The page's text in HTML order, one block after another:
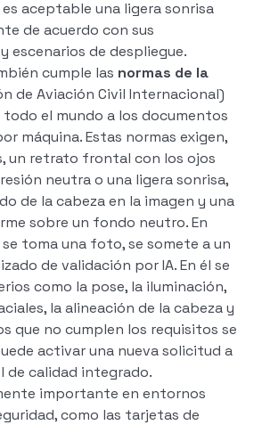
aceptable una ligera sonrisa
de acuerdo con sus
escenarios de despliegue.
cumple las normas de la
de Aviación Civil Internacional)
todo el mundo a los documentos
máquina. Estas normas exigen,
un retrato frontal con los ojos
neutra o una ligera sonrisa,
de la cabeza en la imagen y una
sobre un fondo neutro. En
toma una foto, se somete a un
de validación por IA. En él se
como la pose, la iluminación,
la alineación de la cabeza y
que no cumplen los requisitos se
activar una nueva solicitud a
de calidad integrado.
importante en entornos
como las tarjetas de